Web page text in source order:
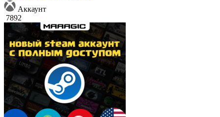
Аккаунт
7892